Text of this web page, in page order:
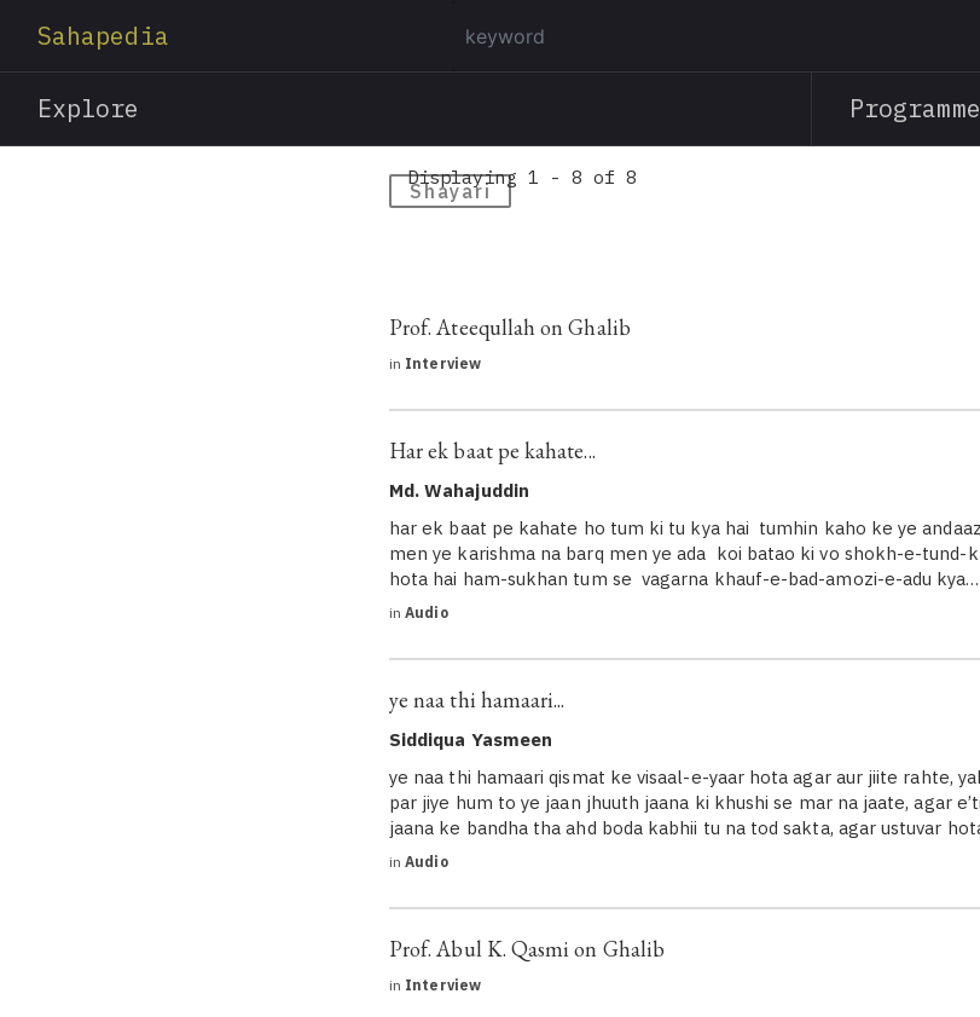
content
Sahapedia
Explore
Shayari
Displaying 1 - 8 of 8
Prof. Ateequllah on Ghalib
in Interview
Har ek baat pe kahate...
Md. Wahajuddin
har ek baat pe kahate ho tum ki tu kya hai tumhin kaho ke ye
men ye karishma na barq men ye ada koi batao ki vo shokh-e-
hota hai ham-sukhan tum se vagarna khauf-e-bad-amozi-e-adu kya…
in Audio
ye naa thi hamaari...
Siddiqua Yasmeen
ye naa thi hamaari qismat ke visaal-e-yaar hota agar aur jiite rahte,
par jiye hum to ye jaan jhuuth jaana ki khushi se mar na jaate, agar
jaana ke bandha tha ahd boda kabhii tu na tod sakta, agar ustuvar
in Audio
Prof. Abul K. Qasmi on Ghalib
in Interview